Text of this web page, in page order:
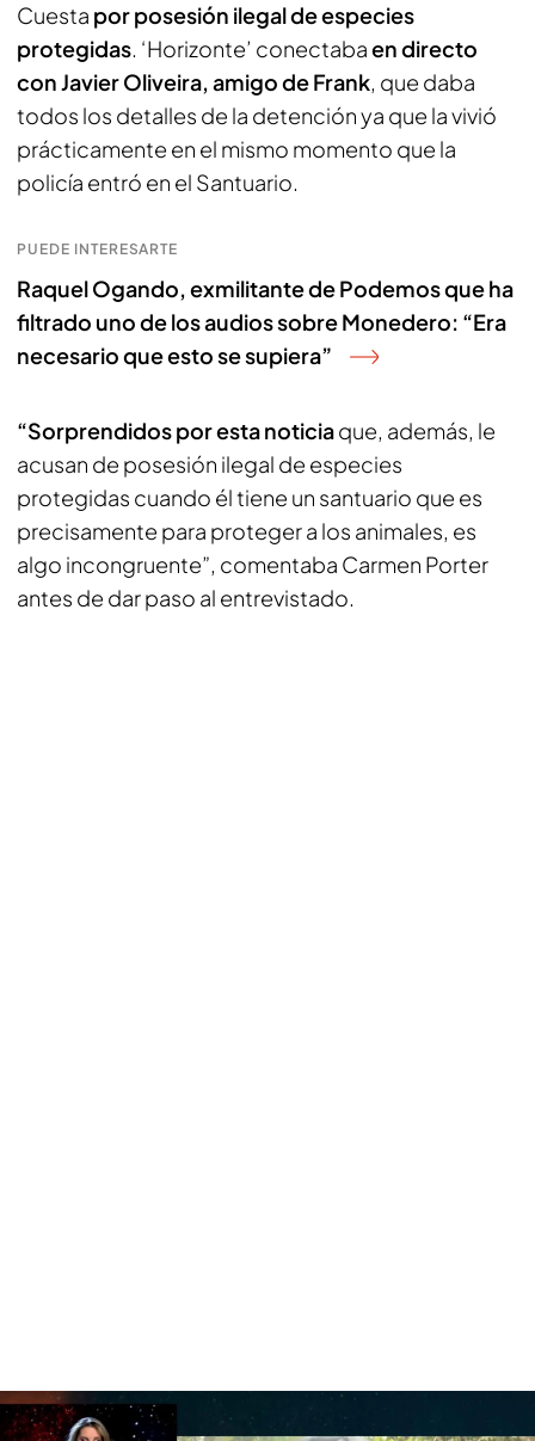
Cuesta por posesión ilegal de especies
protegidas. ‘Horizonte’ conectabaen directo
con Javier Oliveira, amigo de Frank, que daba
todos los detalles de la detención ya que la vivió
prácticamente en el mismo momento que la
policía entró en el Santuario.
PUEDE INTERESARTE
Raquel Ogando, exmilitante de Podemos que ha
filtrado uno de los audios sobre Monedero: “Era
necesario que esto se supiera”
“Sorprendidos por esta noticiaque, además, le
acusan de posesión ilegal de especies
protegidas cuando él tiene un santuario que es
precisamente para proteger a los animales, es
algo incongruente”, comentaba Carmen Porter
antes de dar paso al entrevistado.